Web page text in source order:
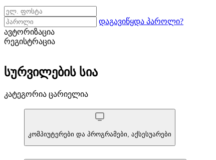
დაგავიწყდა პაროლი?
ავტორიზაცია
რეგისტრაცია
სურვილების სია
კატეგორია ცარიელია
კომპიუტერები და პროგრამები, აქსესუარები